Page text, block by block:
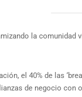
la
el 40% de las
de negocio